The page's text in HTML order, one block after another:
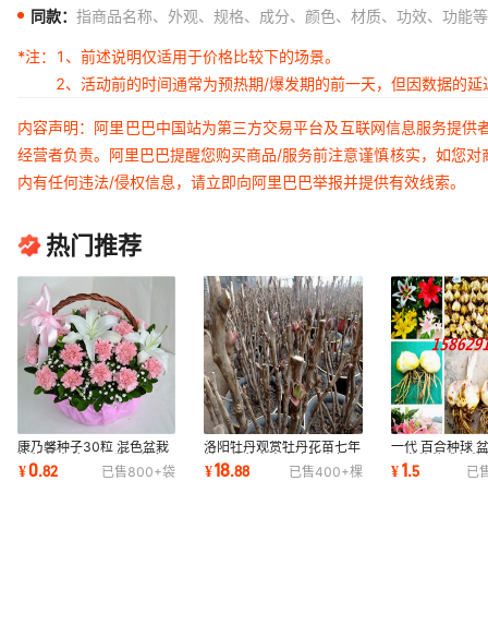
同款： 指商品名称、外观、规格、成分、颜色、材质、功效、功能
*注：
1、前述说明仅适用于价格比较下的场景。
2、活动前的时间通常为预热期/爆发期的前一天，但因数据的
内容声明：阿里巴巴中国站为第三方交易平台及互联网信息服务提
经营者负责。阿里巴巴提醒您购买商品/服务前注意谨慎核实，如您
内有任何违法/侵权信息，请立即向阿里巴巴举报并提供有效线索。
热门推荐
康乃馨种子30粒 混色盆栽
植物花卉种子 四季易种多
年生
¥0.82 已售800+袋
洛阳牡丹观赏牡丹花苗七年
牡丹苗花卉室内庭院当年开
花盆栽绿
¥18.88 已售400+棵
一代 百合种球
已发芽种球各
球 量大从优
¥1.5 已